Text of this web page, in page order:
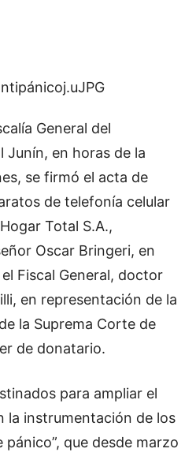
General del
Junín, en horas de la
se firmó el acta de
de telefonía celular
Total S.A.,
Oscar Bringeri, en
Fiscal General, doctor
en representación de la
la Suprema Corte de
de donatario.
para ampliar el
la instrumentación de los
pánico”, que desde marzo